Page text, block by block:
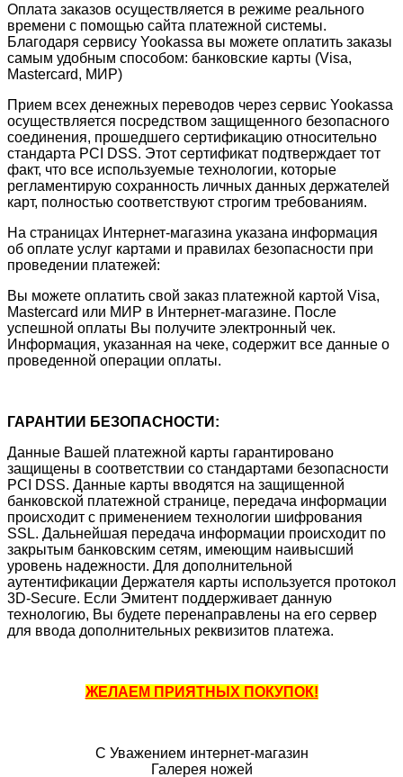
Оплата заказов осуществляется в режиме реального
времени с помощью сайта платежной системы.
Благодаря сервису Yookassa вы можете оплатить заказы
самым удобным способом: банковские карты (Visa,
Mastercard, МИР)
Прием всех денежных переводов через сервис Yookassa
осуществляется посредством защищенного безопасного
соединения, прошедшего сертификацию относительно
стандарта PCI DSS. Этот сертификат подтверждает тот
факт, что все используемые технологии, которые
регламентирую сохранность личных данных держателей
карт, полностью соответствуют строгим требованиям.
На страницах Интернет-магазина указана информация
об оплате услуг картами и правилах безопасности при
проведении платежей:
Вы можете оплатить свой заказ платежной картой Visa,
Mastercard или МИР в Интернет-магазине. После
успешной оплаты Вы получите электронный чек.
Информация, указанная на чеке, содержит все данные о
проведенной операции оплаты.
ГАРАНТИИ БЕЗОПАСНОСТИ:
Данные Вашей платежной карты гарантировано
защищены в соответствии со стандартами безопасности
PCI DSS. Данные карты вводятся на защищенной
банковской платежной странице, передача информации
происходит с применением технологии шифрования
SSL. Дальнейшая передача информации происходит по
закрытым банковским сетям, имеющим наивысший
уровень надежности. Для дополнительной
аутентификации Держателя карты используется протокол
3D-Secure. Если Эмитент поддерживает данную
технологию, Вы будете перенаправлены на его сервер
для ввода дополнительных реквизитов платежа.
ЖЕЛАЕМ ПРИЯТНЫХ ПОКУПОК!
С Уважением интернет-магазин
Галерея ножей